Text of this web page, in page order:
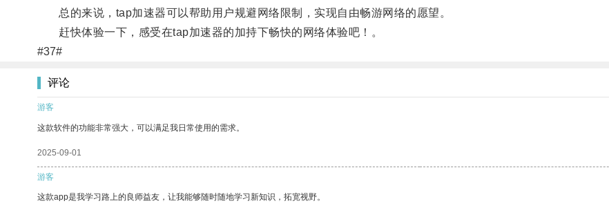
总的来说，tap加速器可以帮助用户规避网络限制，实现自由畅游网络的愿望。
赶快体验一下，感受在tap加速器的加持下畅快的网络体验吧！。
#37#
评论
游客
这款软件的功能非常强大，可以满足我日常使用的需求。
2025-09-01
游客
这款app是我学习路上的良师益友，让我能够随时随地学习新知识，拓宽视野。